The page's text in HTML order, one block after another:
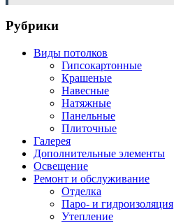
Рубрики
Виды потолков
Гипсокартонные
Крашеные
Навесные
Натяжные
Панельные
Плиточные
Галерея
Дополнительные элементы
Освещение
Ремонт и обслуживание
Отделка
Паро- и гидроизоляция
Утепление